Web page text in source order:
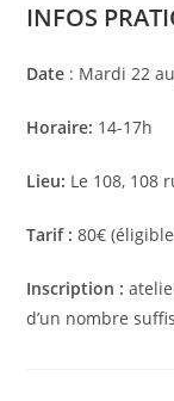
INFOS
Date : Mardi 22
Horaire: 14-17h
Lieu: Le 108, 108
Tarif : 80€
Inscription :
d’un nombre